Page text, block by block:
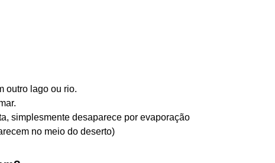
outro lago ou rio.
simplesmente desaparece por evaporação
no meio do deserto)